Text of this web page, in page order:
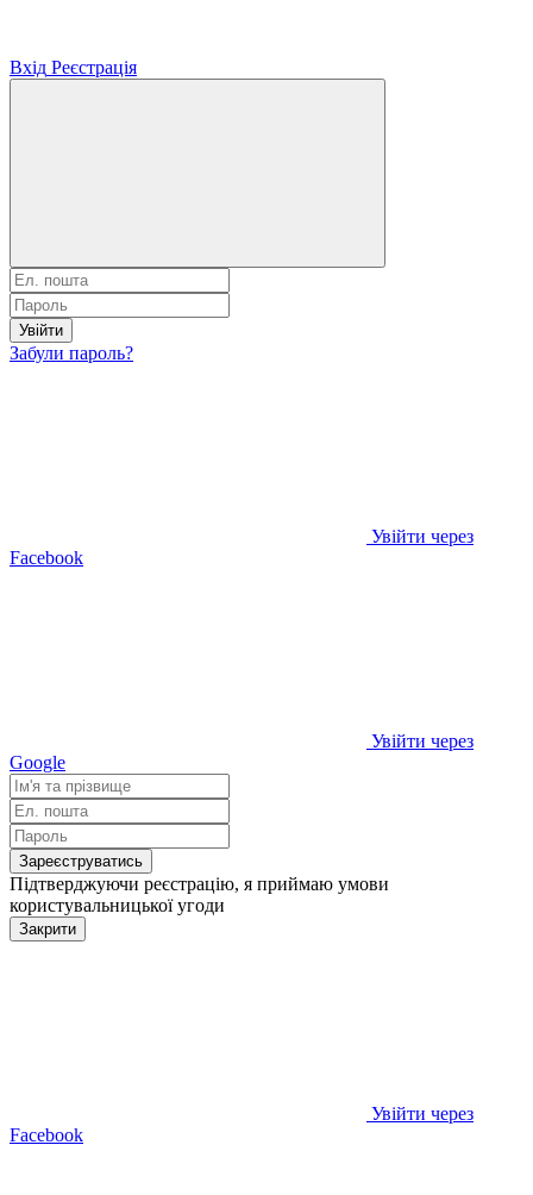
Вхід Реєстрація
Увійти
Забули пароль?
Увійти через
Facebook
Увійти через
Google
Зареєструватись
Підтверджуючи реєстрацію, я приймаю умови
користувальницької угоди
Закрити
Увійти через
Facebook